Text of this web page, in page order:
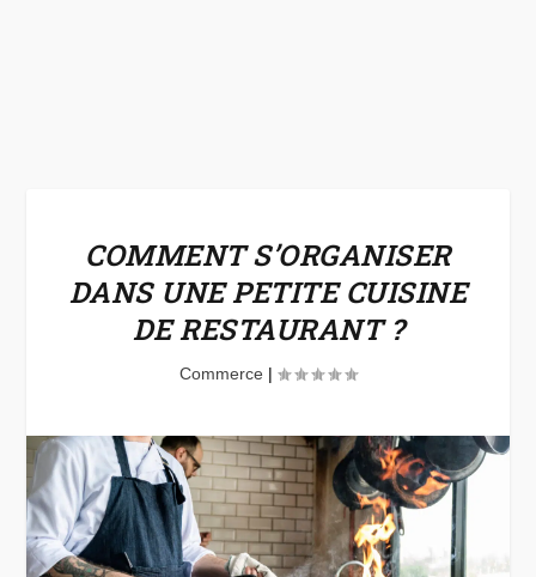
COMMENT S’ORGANISER
DANS UNE PETITE CUISINE
DE RESTAURANT ?
Commerce |